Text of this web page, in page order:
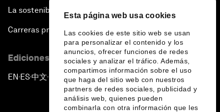
Esta página web usa cookies
Las cookies de este sitio web se usan
para personalizar el contenido y los
anuncios, ofrecer funciones de redes
sociales y analizar el tráfico. Además,
compartimos información sobre el uso
que haga del sitio web con nuestros
partners de redes sociales, publicidad y
análisis web, quienes pueden
combinarla con otra información que les
La sostenibilidad en el Foro
Carreras profesionales
Ediciones en otros idiomas
EN ▪ES▪中文▪ 日本語